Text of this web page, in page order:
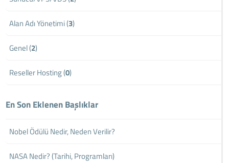
Alan Adı Yönetimi (3)
Genel (2)
Reseller Hosting (0)
En Son Eklenen Başlıklar
Nobel Ödülü Nedir, Neden Verilir?
NASA Nedir? (Tarihi, Programları)